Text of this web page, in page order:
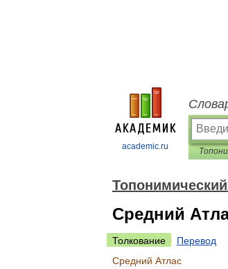
academic.ru
Средний
Толкование
Перевод
Средний Атлас